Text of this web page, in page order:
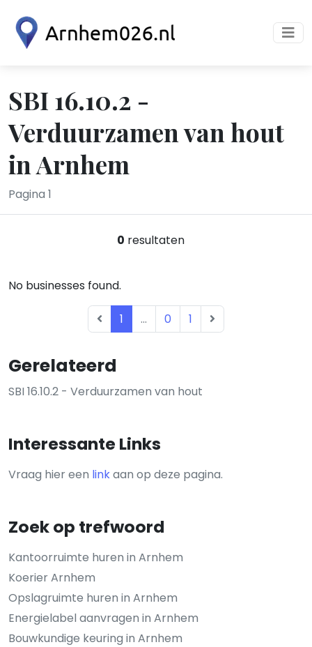
SBI 16.10.2 -
Verduurzamen van hout
in Arnhem
Pagina 1
Gerelateerd
SBI 16.10.2 - Verduurzamen van hout
Interessante Links
Vraag hier een linkaan op deze pagina.
Zoek op trefwoord
Kantoorruimte huren in Arnhem
Koerier Arnhem
Opslagruimte huren in Arnhem
Energielabel aanvragen in Arnhem
Bouwkundige keuring in Arnhem
0 resultaten
No businesses found.
1 ... 0 1